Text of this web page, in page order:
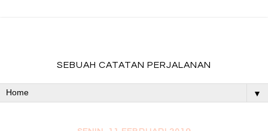
SEBUAH CATATAN PERJALANAN
▼